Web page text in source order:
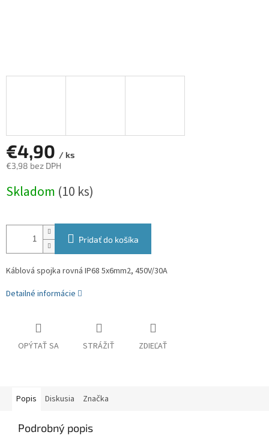
€4,90 / ks
€3,98 bez DPH
cena:
Skladom (10 ks)
Pridať do košíka
Káblová spojka rovná IP68 5x6mm2, 450V/30A
Detailné informácie
OPÝTAŤ SA STRÁŽIŤ ZDIEĽAŤ
Popis Diskusia Značka
Podrobný popis